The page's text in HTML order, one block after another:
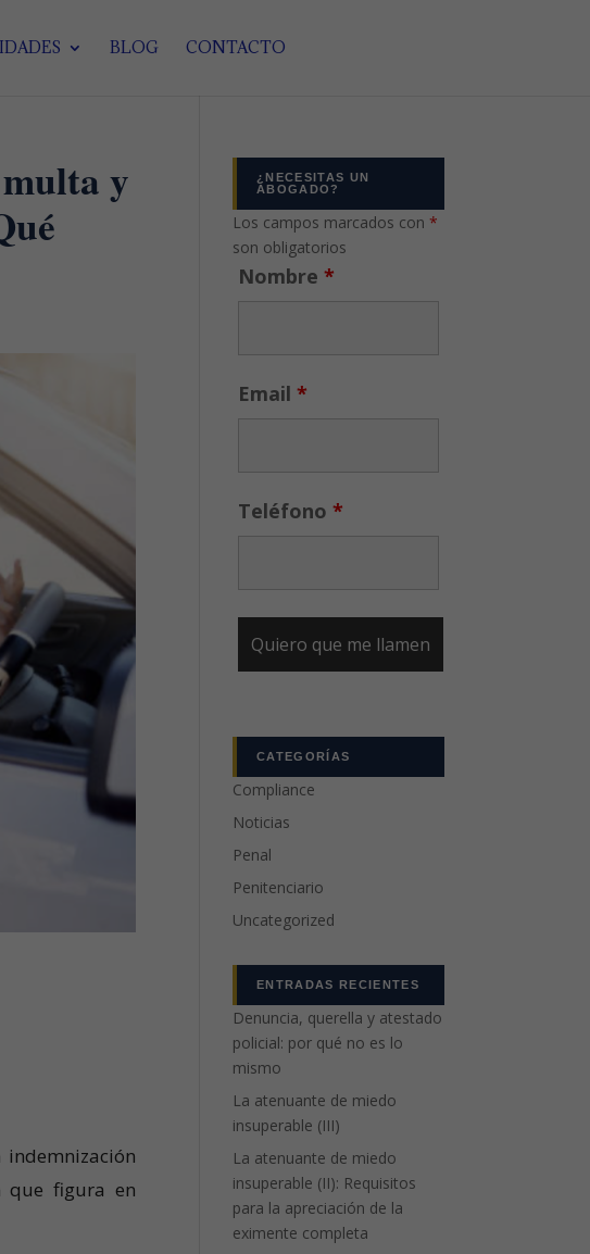
BLOG CONTACTO
y
que figura en
¿NECESITAS UN
ABOGADO?
Los campos marcados con*
son obligatorios
Nombre*
Email*
Teléfono*
CATEGORÍAS
Compliance
Noticias
Penal
Penitenciario
Uncategorized
ENTRADAS RECIENTES
Denuncia, querella y atestado
policial: por qué no es lo
mismo
La atenuante de miedo
insuperable (III)
La atenuante de miedo
insuperable (II): Requisitos
para la apreciación de la
eximente completa